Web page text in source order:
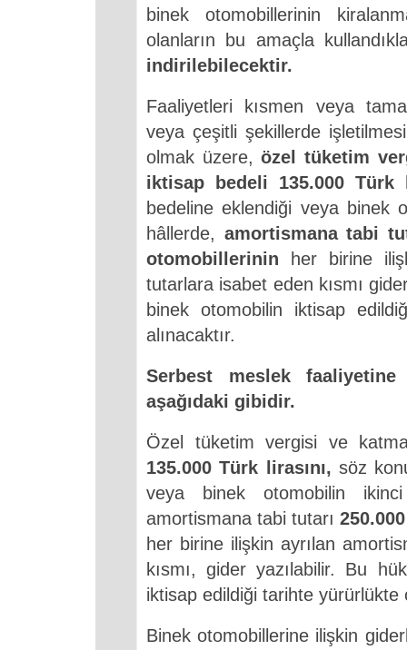
binek otomobillerinin
olanların bu amaçla
indirilebilecektir.
Faaliyetleri kısmen veya
veya çeşitli şekillerde
olmak üzere,özel tüketim
iktisap bedeli 135.000 Türk
bedeline eklendiği veya binek
hâllerde, amortismana tabi
otomobillerinin her birine
tutarlara isabet eden kısmı
binek otomobilin iktisap
alınacaktır.
Serbest meslek
aşağıdaki gibidir.
Özel tüketim vergisi ve
135.000 Türk lirasını, söz
veya binek otomobilin
amortismana tabi tutarı
her birine ilişkin ayrılan
kısmı, gider yazılabilir. Bu
iktisap edildiği tarihte yürürlükte
Binek otomobillerine ilişkin